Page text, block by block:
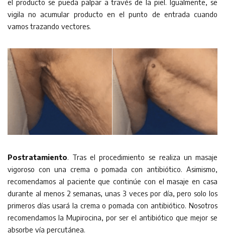
el producto se pueda palpar a través de la piel. Igualmente, se
vigila no acumular producto en el punto de entrada cuando
vamos trazando vectores.
Postratamiento. Tras el procedimiento se realiza un masaje
vigoroso con una crema o pomada con antibiótico. Asimismo,
recomendamos al paciente que continúe con el masaje en casa
durante al menos 2 semanas, unas 3 veces por día, pero solo los
primeros días usará la crema o pomada con antibiótico. Nosotros
recomendamos la Mupirocina, por ser el antibiótico que mejor se
absorbe vía percutánea.